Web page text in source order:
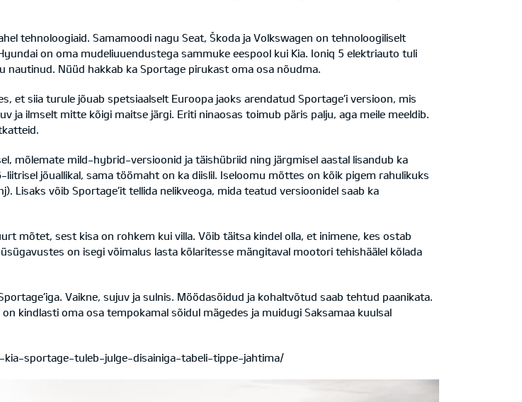
tehnoloogiaid. Samamoodi nagu Seat, Škoda ja Volkswagen on tehnoloogiliselt
on oma mudeliuuendustega sammuke eespool kui Kia. Ioniq 5 elektriauto tuli
nautinud. Nüüd hakkab ka Sportage pirukast oma osa nõudma.
et siia turule jõuab spetsiaalselt Euroopa jaoks arendatud Sportage’i versioon, mis
ja ilmselt mitte kõigi maitse järgi. Eriti ninaosas toimub päris palju, aga meile meeldib.
mõlemate mild-hybrid-versioonid ja täishübriid ning järgmisel aastal lisandub ka
jõuallikal, sama töömaht on ka diislil. Iseloomu mõttes on kõik pigem rahulikuks
Lisaks võib Sportage’it tellida nelikveoga, mida teatud versioonidel saab ka
mõtet, sest kisa on rohkem kui villa. Võib täitsa kindel olla, et inimene, kes ostab
on isegi võimalus lasta kõlaritesse mängitaval mootori tehishäälel kõlada
Vaikne, sujuv ja sulnis. Möödasõidud ja kohaltvõtud saab tehtud paanikata.
kindlasti oma osa tempokamal sõidul mägedes ja muidugi Saksamaa kuulsal
sportage-tuleb-julge-disainiga-tabeli-tippe-jahtima/